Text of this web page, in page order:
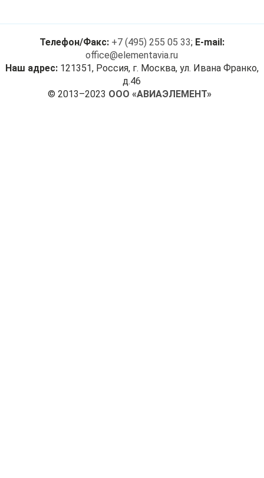
Телефон/Факс: +7 (495) 255 05 33; E-mail:
office@elementavia.ru
Наш адрес: 121351, Россия, г. Москва, ул. Ивана Франко,
д.46
© 2013–2023 ООО «АВИАЭЛЕМЕНТ»